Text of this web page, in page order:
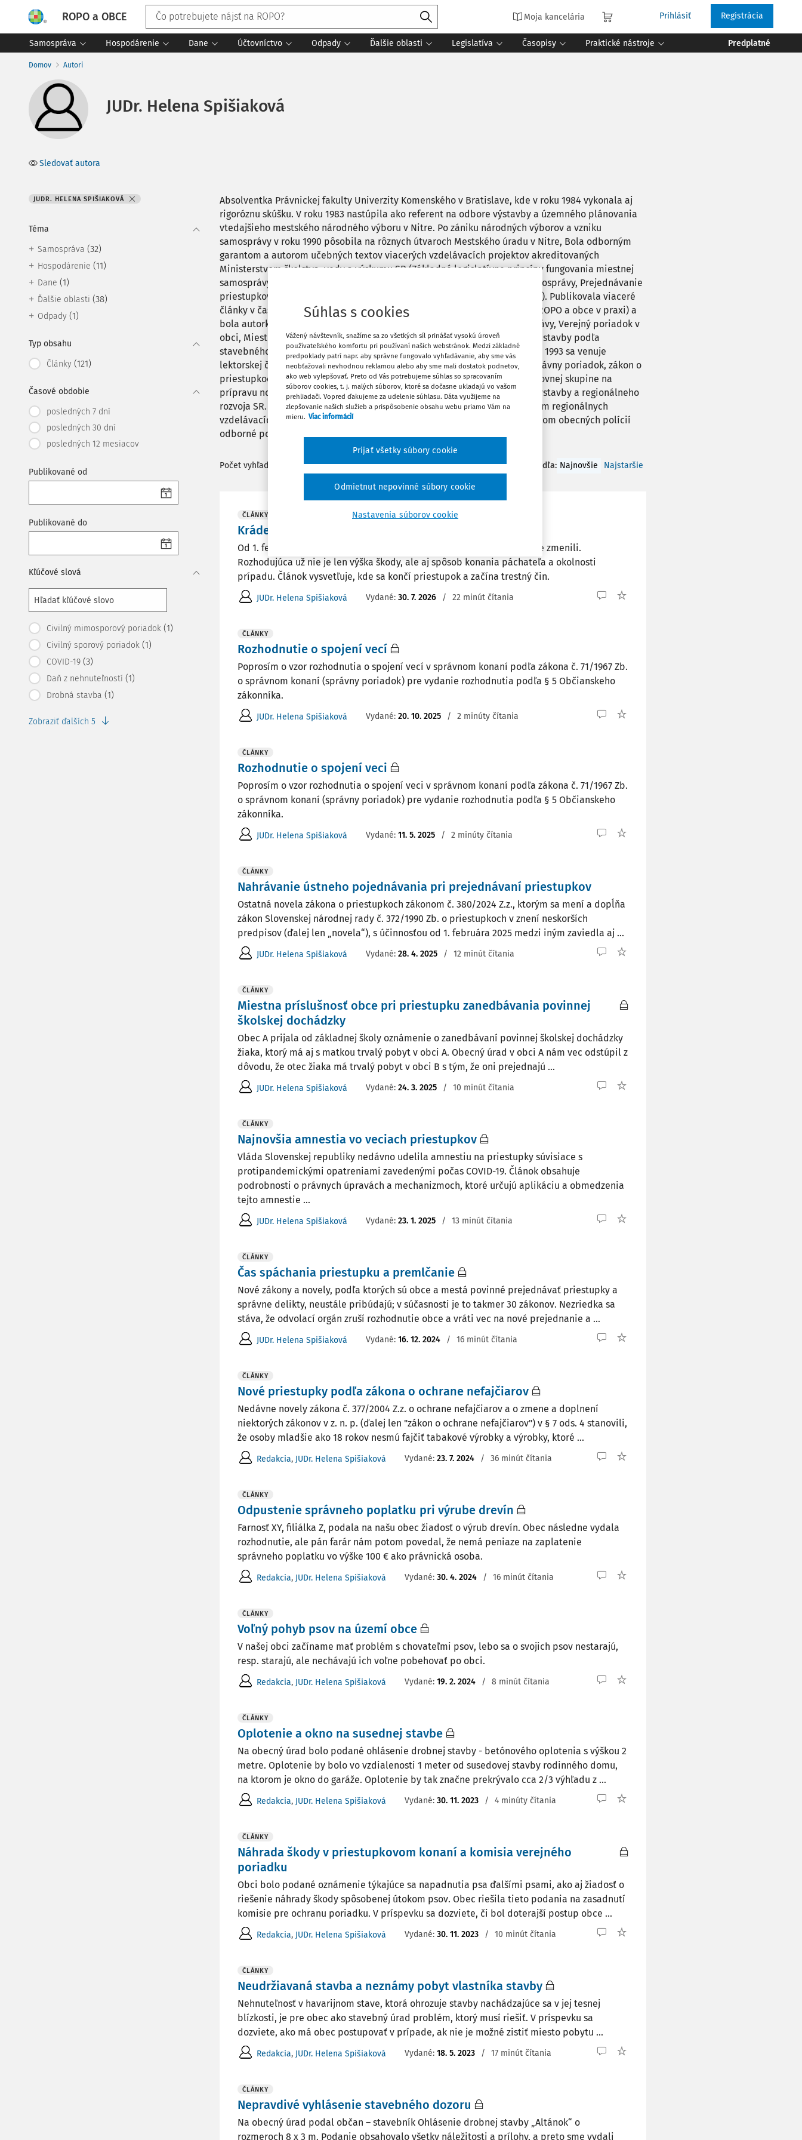
ROPO a OBCE Moja kancelária Prihlásiť Registrácia
Samospráva Hospodárenie Dane Účtovníctvo Odpady Ďalšie oblasti Legislatíva Časopisy Praktické nástroje Predplatné
Domov Autori
JUDr. Helena Spišiaková
Sledovať autora
JUDR. HELENA SPIŠIAKOVÁ
Téma
Samospráva (32)
Hospodárenie (11)
Dane (1)
Ďalšie oblasti (38)
Odpady (1)
Typ obsahu
Články (121)
Časové obdobie
posledných 7 dní
posledných 30 dní
posledných 12 mesiacov
Publikované od
Publikované do
Kľúčové slová
Civilný mimosporový poriadok (1)
Civilný sporový poriadok (1)
COVID-19 (3)
Daň z nehnuteľností (1)
Drobná stavba (1)
Zobraziť ďalších 5
Absolventka Právnickej fakulty Univerzity Komenského v Bratislave, kde v roku 1984 vykonala aj
rigoróznu skúšku. V roku 1983 nastúpila ako referent na odbore výstavby a územného plánovania
vtedajšieho mestského národného výboru v Nitre. Po zániku národných výborov a vzniku
samosprávy v roku 1990 pôsobila na rôznych útvaroch Mestského úradu v Nitre, Bola odborným
garantom a autorom učebných textov viacerých vzdelávacích projektov akreditovaných
Ministerstvom školstva, vedy a výskumu SR (Základné legislatívne princípy fungovania miestnej
samosprávy a jej orgánov, Základy správneho konania v podmienkach samosprávy, Prejednávanie
priestupkov v podmienkach miestnej samosprávy, Verejný poriadok v obci). Publikovala viaceré
články v časopisoch určených pre samosprávu (Obecné noviny, Právo pre ROPO a obce v praxi) a
bola autorkou a spoluautorkou viacerých publikácií (Manažment samosprávy, Verejný poriadok v
obci, Miestna samospráva – základné princípy fungovania I a II, Reklamné stavby podľa
stavebného zákona, Zákon o priestupkoch – komentár, 2. vydanie). Od roku 1993 sa venuje
lektorskej činnosti, najmä so zameraním na zákon o obecnom zriadení, správny poriadok, zákon o
priestupkoch a tiež stavebný zákon. V rokoch 2012 až 2014 pôsobila v pracovnej skupine na
prípravu nového stavebného zákona zriadenej pri Ministerstve dopravy, výstavby a regionálneho
rozvoja SR. Je členkou Asociácie vzdelávania samosprávy a prostredníctvom regionálnych
vzdelávacích centier poskytuje pracovníkom obecných úradov a príslušníkom obecných polícií
odborné poradenstvo a konzultácie.
Počet vyhľadaných dokumentov:121 Zoradiť podľa: Najnovšie Najstaršie
ČLÁNKY
Krádež a ďalšie priestupky proti majetku
Od 1. februára 2025 sa pravidlá pri priestupkoch proti majetku výrazne zmenili.
Rozhodujúca už nie je len výška škody, ale aj spôsob konania páchateľa a okolnosti
prípadu. Článok vysvetľuje, kde sa končí priestupok a začína trestný čin.
JUDr. Helena Spišiaková Vydané: 30. 7. 2026 / 22 minút čítania
ČLÁNKY
Rozhodnutie o spojení vecí
Poprosím o vzor rozhodnutia o spojení vecí v správnom konaní podľa zákona č. 71/1967 Zb.
o správnom konaní (správny poriadok) pre vydanie rozhodnutia podľa § 5 Občianskeho
zákonníka.
JUDr. Helena Spišiaková Vydané: 20. 10. 2025 / 2 minúty čítania
ČLÁNKY
Rozhodnutie o spojení veci
Poprosím o vzor rozhodnutia o spojení veci v správnom konaní podľa zákona č. 71/1967 Zb.
o správnom konaní (správny poriadok) pre vydanie rozhodnutia podľa § 5 Občianskeho
zákonníka.
JUDr. Helena Spišiaková Vydané: 11. 5. 2025 / 2 minúty čítania
ČLÁNKY
Nahrávanie ústneho pojednávania pri prejednávaní priestupkov
Ostatná novela zákona o priestupkoch zákonom č. 380/2024 Z.z., ktorým sa mení a dopĺňa
zákon Slovenskej národnej rady č. 372/1990 Zb. o priestupkoch v znení neskorších
predpisov (ďalej len „novela“), s účinnosťou od 1. februára 2025 medzi iným zaviedla aj ...
JUDr. Helena Spišiaková Vydané: 28. 4. 2025 / 12 minút čítania
ČLÁNKY
Miestna príslušnosť obce pri priestupku zanedbávania povinnej
školskej dochádzky
Obec A prijala od základnej školy oznámenie o zanedbávaní povinnej školskej dochádzky
žiaka, ktorý má aj s matkou trvalý pobyt v obci A. Obecný úrad v obci A nám vec odstúpil z
dôvodu, že otec žiaka má trvalý pobyt v obci B s tým, že oni prejednajú ...
JUDr. Helena Spišiaková Vydané: 24. 3. 2025 / 10 minút čítania
ČLÁNKY
Najnovšia amnestia vo veciach priestupkov
Vláda Slovenskej republiky nedávno udelila amnestiu na priestupky súvisiace s
protipandemickými opatreniami zavedenými počas COVID-19. Článok obsahuje
podrobnosti o právnych úpravách a mechanizmoch, ktoré určujú aplikáciu a obmedzenia
tejto amnestie ...
JUDr. Helena Spišiaková Vydané: 23. 1. 2025 / 13 minút čítania
ČLÁNKY
Čas spáchania priestupku a premlčanie
Nové zákony a novely, podľa ktorých sú obce a mestá povinné prejednávať priestupky a
správne delikty, neustále pribúdajú; v súčasnosti je to takmer 30 zákonov. Nezriedka sa
stáva, že odvolací orgán zruší rozhodnutie obce a vráti vec na nové prejednanie a ...
JUDr. Helena Spišiaková Vydané: 16. 12. 2024 / 16 minút čítania
ČLÁNKY
Nové priestupky podľa zákona o ochrane nefajčiarov
Nedávne novely zákona č. 377/2004 Z.z. o ochrane nefajčiarov a o zmene a doplnení
niektorých zákonov v z. n. p. (ďalej len "zákon o ochrane nefajčiarov") v § 7 ods. 4 stanovili,
že osoby mladšie ako 18 rokov nesmú fajčiť tabakové výrobky a výrobky, ktoré ...
Redakcia, JUDr. Helena Spišiaková Vydané: 23. 7. 2024 / 36 minút čítania
ČLÁNKY
Odpustenie správneho poplatku pri výrube drevín
Farnosť XY, filiálka Z, podala na našu obec žiadosť o výrub drevín. Obec následne vydala
rozhodnutie, ale pán farár nám potom povedal, že nemá peniaze na zaplatenie
správneho poplatku vo výške 100 € ako právnická osoba.
Redakcia, JUDr. Helena Spišiaková Vydané: 30. 4. 2024 / 16 minút čítania
ČLÁNKY
Voľný pohyb psov na území obce
V našej obci začíname mať problém s chovateľmi psov, lebo sa o svojich psov nestarajú,
resp. starajú, ale nechávajú ich voľne pobehovať po obci.
Redakcia, JUDr. Helena Spišiaková Vydané: 19. 2. 2024 / 8 minút čítania
ČLÁNKY
Oplotenie a okno na susednej stavbe
Na obecný úrad bolo podané ohlásenie drobnej stavby - betónového oplotenia s výškou 2
metre. Oplotenie by bolo vo vzdialenosti 1 meter od susedovej stavby rodinného domu,
na ktorom je okno do garáže. Oplotenie by tak značne prekrývalo cca 2/3 výhľadu z ...
Redakcia, JUDr. Helena Spišiaková Vydané: 30. 11. 2023 / 4 minúty čítania
ČLÁNKY
Náhrada škody v priestupkovom konaní a komisia verejného
poriadku
Obci bolo podané oznámenie týkajúce sa napadnutia psa ďalšími psami, ako aj žiadosť o
riešenie náhrady škody spôsobenej útokom psov. Obec riešila tieto podania na zasadnutí
komisie pre ochranu poriadku. V príspevku sa dozviete, či bol doterajší postup obce ...
Redakcia, JUDr. Helena Spišiaková Vydané: 30. 11. 2023 / 10 minút čítania
ČLÁNKY
Neudržiavaná stavba a neznámy pobyt vlastníka stavby
Nehnuteľnosť v havarijnom stave, ktorá ohrozuje stavby nachádzajúce sa v jej tesnej
blízkosti, je pre obec ako stavebný úrad problém, ktorý musí riešiť. V príspevku sa
dozviete, ako má obec postupovať v prípade, ak nie je možné zistiť miesto pobytu ...
Redakcia, JUDr. Helena Spišiaková Vydané: 18. 5. 2023 / 17 minút čítania
ČLÁNKY
Nepravdivé vyhlásenie stavebného dozoru
Na obecný úrad podal občan – stavebník Ohlásenie drobnej stavby „Altánok“ o
rozmeroch 8 x 3 m. Podanie obsahovalo všetky náležitosti a prílohy, a preto sme vydali
Súhlas s cookies
Vážený návštevník, snažíme sa zo všetkých síl prinášať vysokú úroveň
používateľského komfortu pri používaní našich webstránok. Medzi základné
predpoklady patrí napr. aby správne fungovalo vyhľadávanie, aby sme vás
neobťažovali nevhodnou reklamou alebo aby sme mali dostatok podnetov,
ako web vylepšovať. Preto od Vás potrebujeme súhlas so spracovaním
súborov cookies, t. j. malých súborov, ktoré sa dočasne ukladajú vo vašom
prehliadači. Vopred ďakujeme za udelenie súhlasu. Dáta využijeme na
zlepšovanie našich služieb a prispôsobenie obsahu webu priamo Vám na
mieru. Viac informácií
Nastavenia súborov cookie
Odmietnut nepovinné súbory cookie
Prijať všetky súbory cookie